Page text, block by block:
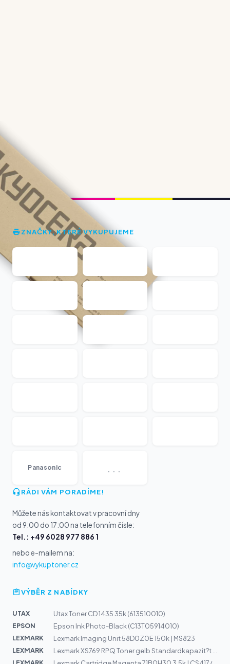
ZNAČKY, KTERÉ VYKUPUJEME
Panasonic ...
RÁDI VÁM PORADÍME!
Můžete nás kontaktovat v pracovní dny
od 9:00 do 17:00 na telefonním čísle:
Tel.: +49 6028 977 886 1
nebo e-mailem na:
info@vykuptoner.cz
VÝBĚR Z NABÍDKY
UTAX
Utax Toner CD 1435 35k (613510010)
EPSON
Epson Ink Photo-Black (C13T05914010)
LEXMARK
Lexmark Imaging Unit 58D0Z0E 150k | MS823
LEXMARK
LEXMARK